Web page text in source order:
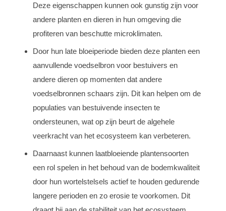
Deze eigenschappen kunnen ook gunstig zijn voor
andere planten en dieren in hun omgeving die
profiteren van beschutte microklimaten.
Door hun late bloeiperiode bieden deze planten een
aanvullende voedselbron voor bestuivers en
andere dieren op momenten dat andere
voedselbronnen schaars zijn. Dit kan helpen om de
populaties van bestuivende insecten te
ondersteunen, wat op zijn beurt de algehele
veerkracht van het ecosysteem kan verbeteren.
Daarnaast kunnen laatbloeiende plantensoorten
een rol spelen in het behoud van de bodemkwaliteit
door hun wortelstelsels actief te houden gedurende
langere perioden en zo erosie te voorkomen. Dit